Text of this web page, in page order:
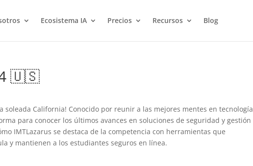
Ecosistema IA Precios Recursos Blog
🇺🇸
soleada California! Conocido por reunir a las mejores mentes en tecnología
para conocer los últimos avances en soluciones de seguridad y gestión
IMTLazarus se destaca de la competencia con herramientas que
y mantienen a los estudiantes seguros en línea.